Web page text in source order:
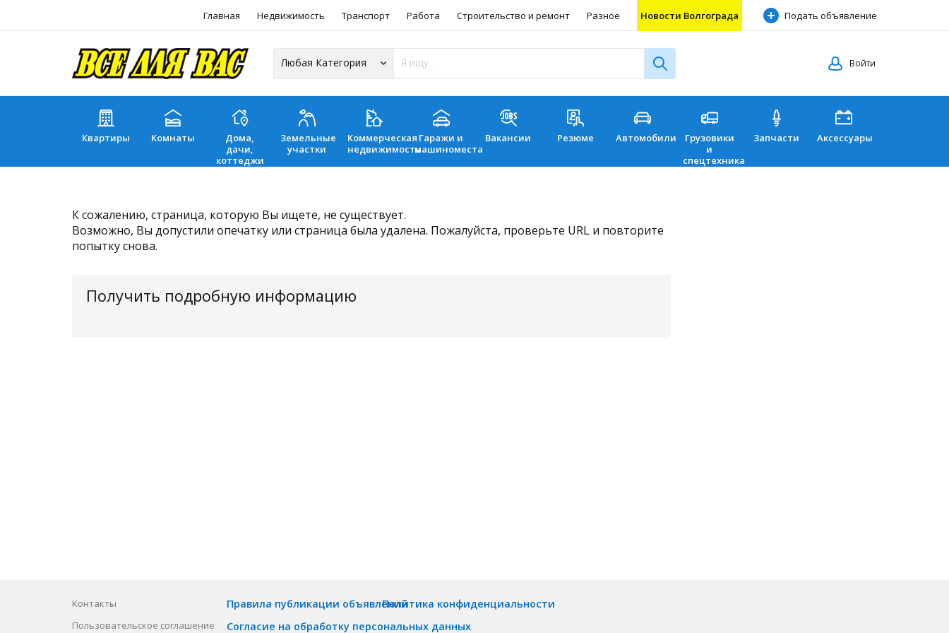
Главная Недвижимость Транспорт Работа Строительство и ремонт Разное Новости Волгограда Подать объявление
Войти
Квартиры Комнаты
Дома,
дачи,
коттеджи
Земельные
участки
Коммерческая
недвижимость
Гаражи и
машиноместа
Вакансии Резюме Автомобили
Грузовики
и
спецтехника
Запчасти Аксессуары
К сожалению, страница, которую Вы ищете, не существует.
Возможно, Вы допустили опечатку или страница была удалена. Пожалуйста, проверьте URL и повторите
попытку снова.
Получить подробную информацию
Контакты
Пользовательское соглашение
Правила публикации объявлений
Согласие на обработку персональных данных
Политика конфиденциальности